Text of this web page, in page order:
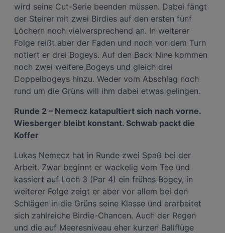
wird seine Cut-Serie beenden müssen. Dabei fängt
der Steirer mit zwei Birdies auf den ersten fünf
Löchern noch vielversprechend an. In weiterer
Folge reißt aber der Faden und noch vor dem Turn
notiert er drei Bogeys. Auf den Back Nine kommen
noch zwei weitere Bogeys und gleich drei
Doppelbogeys hinzu. Weder vom Abschlag noch
rund um die Grüns will ihm dabei etwas gelingen.
Runde 2 – Nemecz katapultiert sich nach vorne.
Wiesberger bleibt konstant. Schwab packt die
Koffer
Lukas Nemecz hat in Runde zwei Spaß bei der
Arbeit. Zwar beginnt er wackelig vom Tee und
kassiert auf Loch 3 (Par 4) ein frühes Bogey, in
weiterer Folge zeigt er aber vor allem bei den
Schlägen in die Grüns seine Klasse und erarbeitet
sich zahlreiche Birdie-Chancen. Auch der Regen
und die auf Meeresniveau eher kurzen Ballflüge